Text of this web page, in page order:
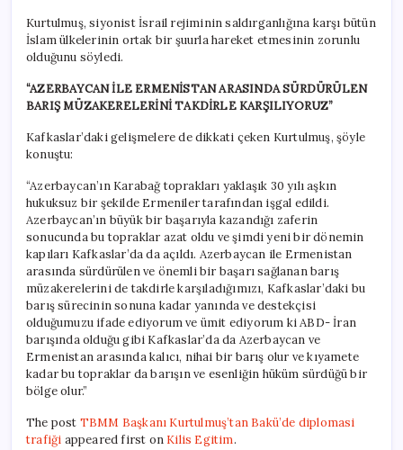
Kurtulmuş, siyonist İsrail rejiminin saldırganlığına karşı bütün
İslam ülkelerinin ortak bir şuurla hareket etmesinin zorunlu
olduğunu söyledi.
“AZERBAYCAN İLE ERMENİSTAN ARASINDA SÜRDÜRÜLEN
BARIŞ MÜZAKERELERİNİ TAKDİRLE KARŞILIYORUZ”
Kafkaslar’daki gelişmelere de dikkati çeken Kurtulmuş, şöyle
konuştu:
“Azerbaycan’ın Karabağ toprakları yaklaşık 30 yılı aşkın
hukuksuz bir şekilde Ermeniler tarafından işgal edildi.
Azerbaycan’ın büyük bir başarıyla kazandığı zaferin
sonucunda bu topraklar azat oldu ve şimdi yeni bir dönemin
kapıları Kafkaslar’da da açıldı. Azerbaycan ile Ermenistan
arasında sürdürülen ve önemli bir başarı sağlanan barış
müzakerelerini de takdirle karşıladığımızı, Kafkaslar’daki bu
barış sürecinin sonuna kadar yanında ve destekçisi
olduğumuzu ifade ediyorum ve ümit ediyorum ki ABD- İran
barışında olduğu gibi Kafkaslar’da da Azerbaycan ve
Ermenistan arasında kalıcı, nihai bir barış olur ve kıyamete
kadar bu topraklar da barışın ve esenliğin hüküm sürdüğü bir
bölge olur.”
The post TBMM Başkanı Kurtulmuş’tan Bakü’de diplomasi
trafiği appeared first on Kilis Egitim.